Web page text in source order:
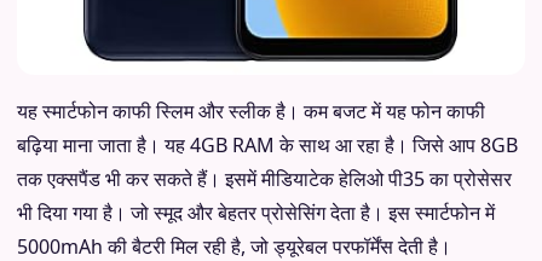
यह स्मार्टफोन काफी स्लिम और स्लीक है। कम बजट में यह फोन काफी
बढ़िया माना जाता है। यह 4GB RAM के साथ आ रहा है। जिसे आप 8GB
तक एक्सपैंड भी कर सकते हैं। इसमें मीडियाटेक हेलिओ पी35 का प्रोसेसर
भी दिया गया है। जो स्मूद और बेहतर प्रोसेसिंग देता है। इस स्मार्टफोन में
5000mAh की बैटरी मिल रही है, जो ड्यूरेबल परफॉर्मेंस देती है।